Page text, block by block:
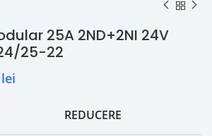
25A 2ND+2NI 24V
25-22
lei
REDUCERE